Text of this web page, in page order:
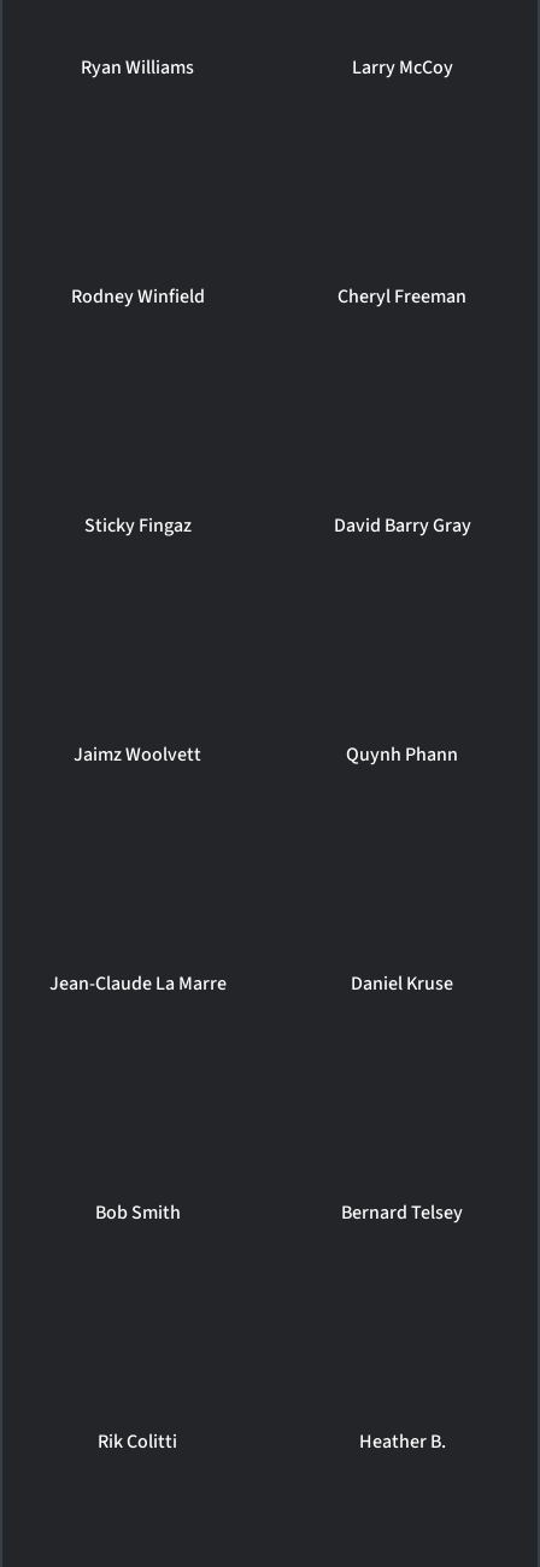
Ryan Williams Larry McCoy
Rodney Winfield Cheryl Freeman
Sticky Fingaz David Barry Gray
Jaimz Woolvett Quynh Phann
Jean-Claude La Marre Daniel Kruse
Bob Smith Bernard Telsey
Rik Colitti Heather B.